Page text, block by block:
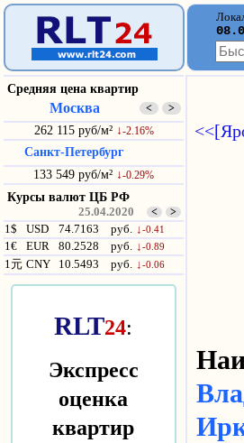
Средняя цена квартир
Москва < >
262 115 руб/м² ↓-2.16%
Санкт-Петербург
133 549 руб/м² ↓-0.29%
Курсы валют ЦБ РФ
25.04.2020 < >
1$ USD 74.7163 руб. ↓-0.41
1€ EUR 80.2528 руб. ↓-0.89
1元 CNY 10.5493 руб. ↓-0.06
RLT24:
Экспресс
оценка
квартир